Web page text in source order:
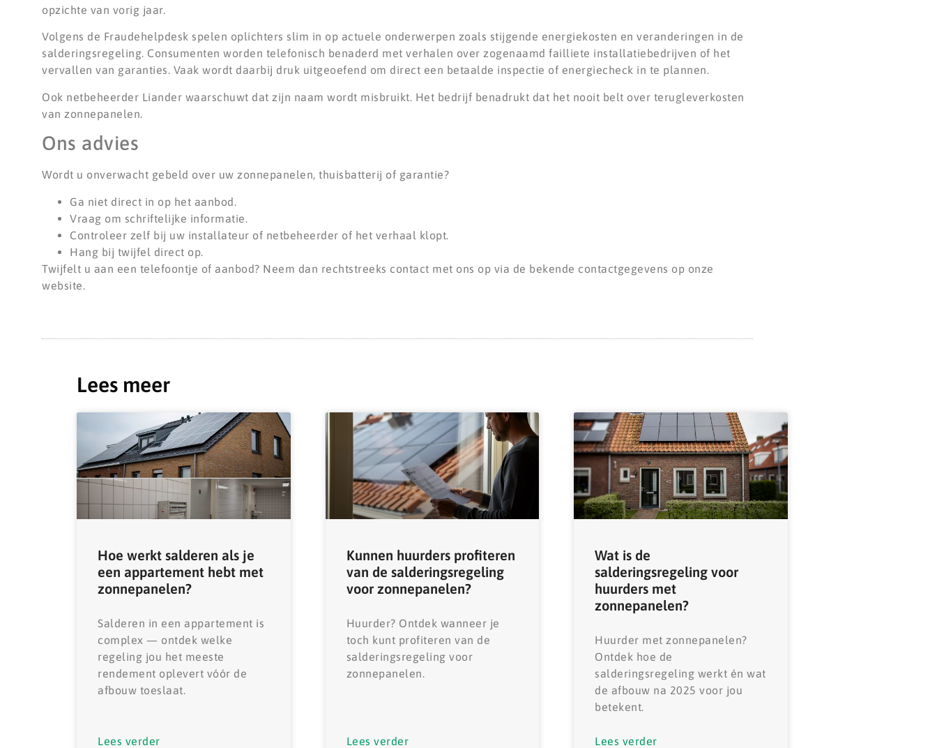
opzichte van vorig jaar.
Volgens de Fraudehelpdesk spelen oplichters slim in op actuele onderwerpen zoals stijgende energiekosten en veranderingen in de
salderingsregeling. Consumenten worden telefonisch benaderd met verhalen over zogenaamd failliete installatiebedrijven of het
vervallen van garanties. Vaak wordt daarbij druk uitgeoefend om direct een betaalde inspectie of energiecheck in te plannen.
Ook netbeheerder Liander waarschuwt dat zijn naam wordt misbruikt. Het bedrijf benadrukt dat het nooit belt over terugleverkosten
van zonnepanelen.
Ons advies
Wordt u onverwacht gebeld over uw zonnepanelen, thuisbatterij of garantie?
Ga niet direct in op het aanbod.
Vraag om schriftelijke informatie.
Controleer zelf bij uw installateur of netbeheerder of het verhaal klopt.
Hang bij twijfel direct op.
Twijfelt u aan een telefoontje of aanbod? Neem dan rechtstreeks contact met ons op via de bekende contactgegevens op onze
website.
Lees meer
Hoe werkt salderen als je
een appartement hebt met
zonnepanelen?
Salderen in een appartement is
complex — ontdek welke
regeling jou het meeste
rendement oplevert vóór de
afbouw toeslaat.
Lees verder
Kunnen huurders profiteren
van de salderingsregeling
voor zonnepanelen?
Huurder? Ontdek wanneer je
toch kunt profiteren van de
salderingsregeling voor
zonnepanelen.
Lees verder
Wat is de
salderingsregeling voor
huurders met
zonnepanelen?
Huurder met zonnepanelen?
Ontdek hoe de
salderingsregeling werkt én wat
de afbouw na 2025 voor jou
betekent.
Lees verder